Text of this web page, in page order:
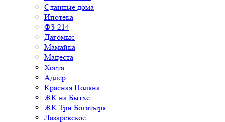
Сданные дома
Ипотека
ФЗ-214
Дагомыс
Мамайка
Мацеста
Хоста
Адлер
Красная Поляна
ЖК на Бытхе
ЖК Три Богатыря
Лазаревское